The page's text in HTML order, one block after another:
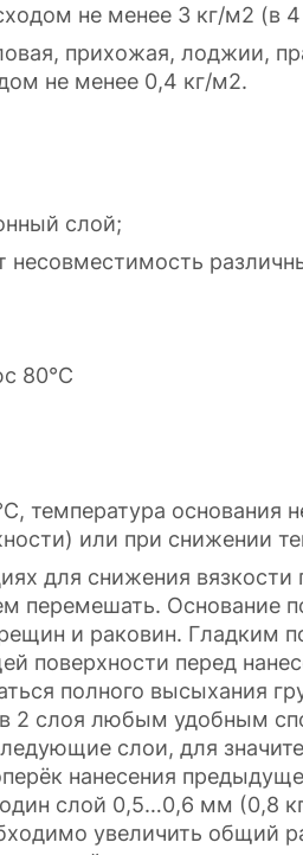
не менее 3 кг/м2 (в 4
прихожая, лоджии,
не менее 0,4 кг/м2.
слой;
80°С
температура основания
или при снижении
для снижения вязкости
перемешать.
и раковин. Гладким
поверхности перед
полного высыхания
2 слоя любым удобным
слои, для
нанесения
слой 0,5…0,6 мм (0,8
увеличить общий